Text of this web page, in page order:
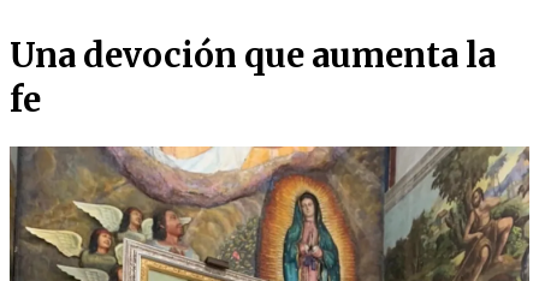
Una devoción que aumenta la
fe